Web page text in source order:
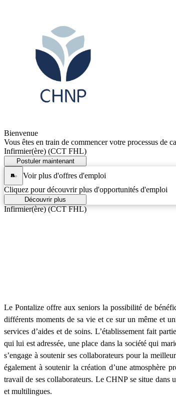
Bienvenue
Vous êtes en train de commencer votre processus de
Infirmier(ère) (CCT FHL)
Postuler maintenant
Voir plus d'offres d'emploi
Cliquez pour découvrir plus d'opportunités d'emploi
Découvrir plus
Infirmier(ère) (CCT FHL)
Le Pontalize offre aux seniors la possibilité de
différents moments de sa vie et ce sur un même et
services d’aides et de soins. L’établissement fait
qui lui est adressée, une place dans la société qui
s’engage à soutenir ses collaborateurs pour la
également à soutenir la création d’une atmosphère
travail de ses collaborateurs. Le CHNP se situe
et multilingues.